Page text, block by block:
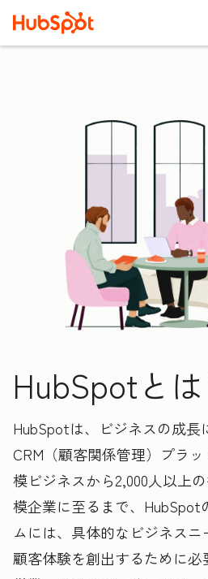
HubSpotとは
HubSpotは、ビジネスの成長
CRM（顧客関係管理）プラ
模ビジネスから2,000人以上
模企業に至るまで、HubSpot
ムには、具体的なビジネス
顧客体験を創出するために必